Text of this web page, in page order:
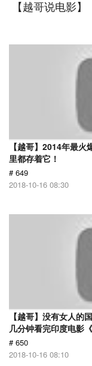
【越哥说电影】
【越哥】2014年最
里都存着它！
# 649
2018-10-16 08:30
【越哥】没有女人的
几分钟看完印度电影
# 650
2018-10-16 08:10